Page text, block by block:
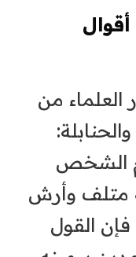
من
الشخص
متلف وأرش
القول